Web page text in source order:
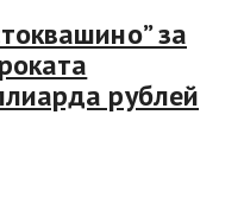
за
рублей